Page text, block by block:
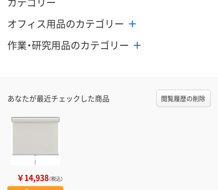
オフィス用品のカテゴリー
作業・研究用品のカテゴリー
あなたが最近チェックした商品 閲覧履歴の削除
￥14,938（税込）